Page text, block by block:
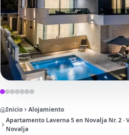
Inicio
Alojamiento
Apartamento Laverna 5 en Novalja Nr. 2 ·
Novalja